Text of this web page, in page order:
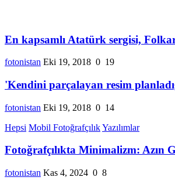
En kapsamlı Atatürk sergisi,
fotonistan Eki 19, 2018 0 19
'Kendini parçalayan resim
fotonistan Eki 19, 2018 0 14
Hepsi Mobil FotoğrafçılıkYazılımlar
Fotoğrafçılıkta Minimalizm: Azın
fotonistan Kas 4, 2024 0 8